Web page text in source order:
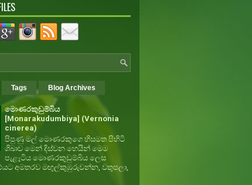
Tags Blog Archives
මොණරකුඩුම්බිය
[Monarakudumbiya] (Vernonia
cinerea)
පිපුණු මල් මොණරකුගෙ හිසමත පිහිටි
ශිඛාව මෙන් දිස්වන හෙයින් මෙම
පැළෑටිය මොණරකුඩුම්බිය ලෙස
අමතරව මඟුල්කුඹුරුවන්න, වතුපලා,